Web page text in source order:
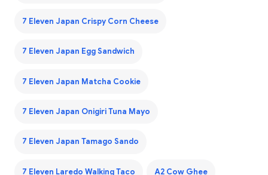
7 Eleven Japan Crispy Corn Cheese
7 Eleven Japan Egg Sandwich
7 Eleven Japan Matcha Cookie
7 Eleven Japan Onigiri Tuna Mayo
7 Eleven Japan Tamago Sando
7 Eleven Laredo Walking Taco A2 Cow Ghee